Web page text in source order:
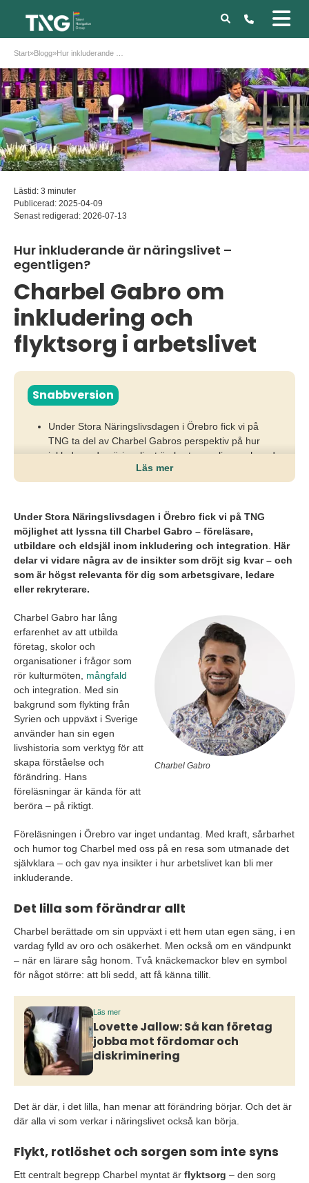
Start»Blogg»
Lästid: 3 minuter
Publicerad: 2025-04-09
Senast redigerad: 2026-07-13
Hur inkluderande är näringslivet –
egentligen?
Charbel Gabro om
inkludering och
flyktsorg i arbetslivet
Snabbversion
Under Stora Näringslivsdagen i Örebro fick vi på
TNG ta del av Charbel Gabros perspektiv på hur
inkluderande näringslivet är, bortom policys och goda
skapas ett glapp som hämmar tillgången till
kompetens, engagemang och långsiktig
affärsutveckling.
För att lyckas krävs mod att syna strukturer, lyssna
på erfarenheter och omsätta inkludering till konkreta
beteenden i vardagen.
Läs mer
Under Stora Näringslivsdagen i Örebro fick vi på TNG
möjlighet att lyssna till Charbel Gabro – föreläsare,
utbildare och eldsjäl inom inkludering och integration. Här
delar vi vidare några av de insikter som dröjt sig kvar – och
som är högst relevanta för dig som arbetsgivare, ledare
eller rekryterare.
Charbel Gabro
Charbel Gabro har lång
erfarenhet av att utbilda
företag, skolor och
organisationer i frågor som
rör kulturmöten, mångfald
och integration. Med sin
bakgrund som flykting från
Syrien och uppväxt i Sverige
använder han sin egen
livshistoria som verktyg för att
skapa förståelse och
förändring. Hans
föreläsningar är kända för att
beröra – på riktigt.
Föreläsningen i Örebro var inget undantag. Med kraft, sårbarhet
och humor tog Charbel med oss på en resa som utmanade det
självklara – och gav nya insikter i hur arbetslivet kan bli mer
inkluderande.
Det lilla som förändrar allt
Charbel berättade om sin uppväxt i ett hem utan egen säng, i en
vardag fylld av oro och osäkerhet. Men också om en vändpunkt
– när en lärare såg honom. Två knäckemackor blev en symbol
för något större: att bli sedd, att få känna tillit.
Läs mer
Lovette Jallow: Så kan företag
jobba mot fördomar och
diskriminering
Det är där, i det lilla, han menar att förändring börjar. Och det är
där alla vi som verkar i näringslivet också kan börja.
Flykt, rotlöshet och sorgen som inte syns
Ett centralt begrepp Charbel myntat är flyktsorg – den sorg